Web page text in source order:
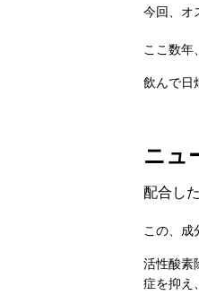
今回、オ
ここ数年
飲んで日
ニュ
配合し
この、成
活性酸素
症を抑え